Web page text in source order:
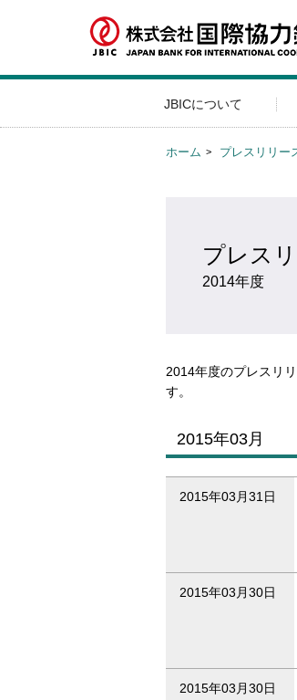
JBICについて
ホーム プレスリリー
プレス
2014年度
2014年度のプレスリ
す。
2015年03月
2015年03月のプレス
2015年03月31日
2015年03月30日
2015年03月30日